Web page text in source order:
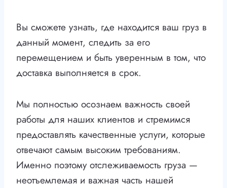
Вы сможете узнать, где находится ваш груз в
данный момент, следить за его
перемещением и быть уверенным в том, что
доставка выполняется в срок.
Мы полностью осознаем важность своей
работы для наших клиентов и стремимся
предоставлять качественные услуги, которые
отвечают самым высоким требованиям.
Именно поэтому отслеживаемость груза —
неотъемлемая и важная часть нашей